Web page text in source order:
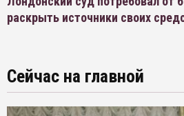
раскрыть источники своих
Сейчас на главной